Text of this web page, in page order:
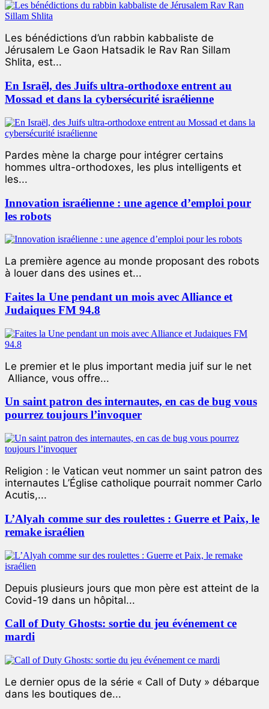
Les bénédictions d’un rabbin kabbaliste de
Jérusalem Le Gaon Hatsadik le Rav Ran Sillam
Shlita, est...
En Israël, des Juifs ultra-orthodoxe entrent au
Mossad et dans la cybersécurité israélienne
Pardes mène la charge pour intégrer certains
hommes ultra-orthodoxes, les plus intelligents et
les...
Innovation israélienne : une agence d’emploi pour
les robots
La première agence au monde proposant des robots
à louer dans des usines et...
Faites la Une pendant un mois avec Alliance et
Judaiques FM 94.8
Le premier et le plus important media juif sur le net
Alliance, vous offre...
Un saint patron des internautes, en cas de bug vous
pourrez toujours l’invoquer
Religion : le Vatican veut nommer un saint patron des
internautes L’Église catholique pourrait nommer Carlo
Acutis,...
L’Alyah comme sur des roulettes : Guerre et Paix, le
remake israélien
Depuis plusieurs jours que mon père est atteint de la
Covid-19 dans un hôpital...
Call of Duty Ghosts: sortie du jeu événement ce
mardi
Le dernier opus de la série « Call of Duty » débarque
dans les boutiques de...